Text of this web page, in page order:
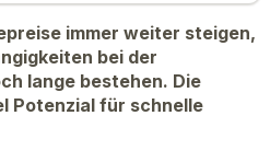
immer weiter steigen,
bei der
lange bestehen. Die
Potenzial für schnelle